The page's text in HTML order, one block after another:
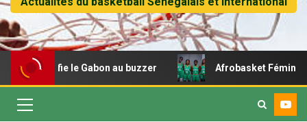
le Gabon au buzzer Afrobasket Féminin U18 – Les